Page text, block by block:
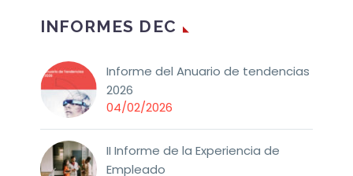
INFORMES DEC
Informe del Anuario de tendencias
2026
04/02/2026
II Informe de la Experiencia de
Empleado